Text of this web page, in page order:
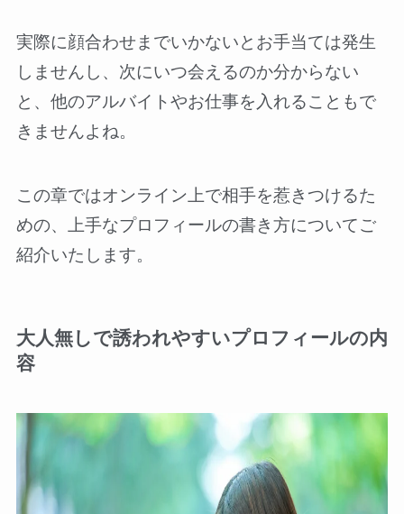
実際に顔合わせまでいかないとお手当ては発生
しませんし、次にいつ会えるのか分からない
と、他のアルバイトやお仕事を入れることもで
きませんよね。
この章ではオンライン上で相手を惹きつけるた
めの、上手なプロフィールの書き方についてご
紹介いたします。
大人無しで誘われやすいプロフィールの内
容